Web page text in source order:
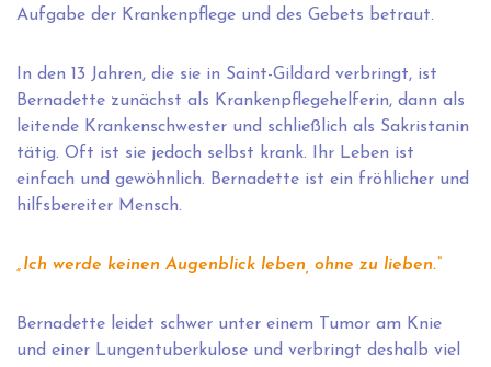
Aufgabe der Krankenpflege und des Gebets betraut.
In den 13 Jahren, die sie in Saint-Gildard verbringt, ist
Bernadette zunächst als Krankenpflegehelferin, dann als
leitende Krankenschwester und schließlich als Sakristanin
tätig. Oft ist sie jedoch selbst krank. Ihr Leben ist
einfach und gewöhnlich. Bernadette ist ein fröhlicher und
hilfsbereiter Mensch.
„Ich werde keinen Augenblick leben, ohne zu lieben.“
Bernadette leidet schwer unter einem Tumor am Knie
und einer Lungentuberkulose und verbringt deshalb viel